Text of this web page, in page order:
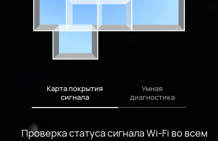
Карта покрытия
сигнала
Проверка статуса сигнала Wi-Fi во всем
Умная
диагностика